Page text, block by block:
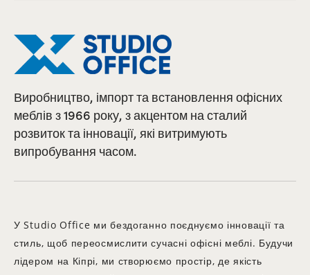
Виробництво, імпорт та встановлення офісних
меблів з 1966 року, з акцентом на сталий
розвиток та інновації, які витримують
випробування часом.
У Studio Office ми бездоганно поєднуємо інновації та
стиль, щоб переосмислити сучасні офісні меблі. Будучи
лідером на Кіпрі, ми створюємо простір, де якість